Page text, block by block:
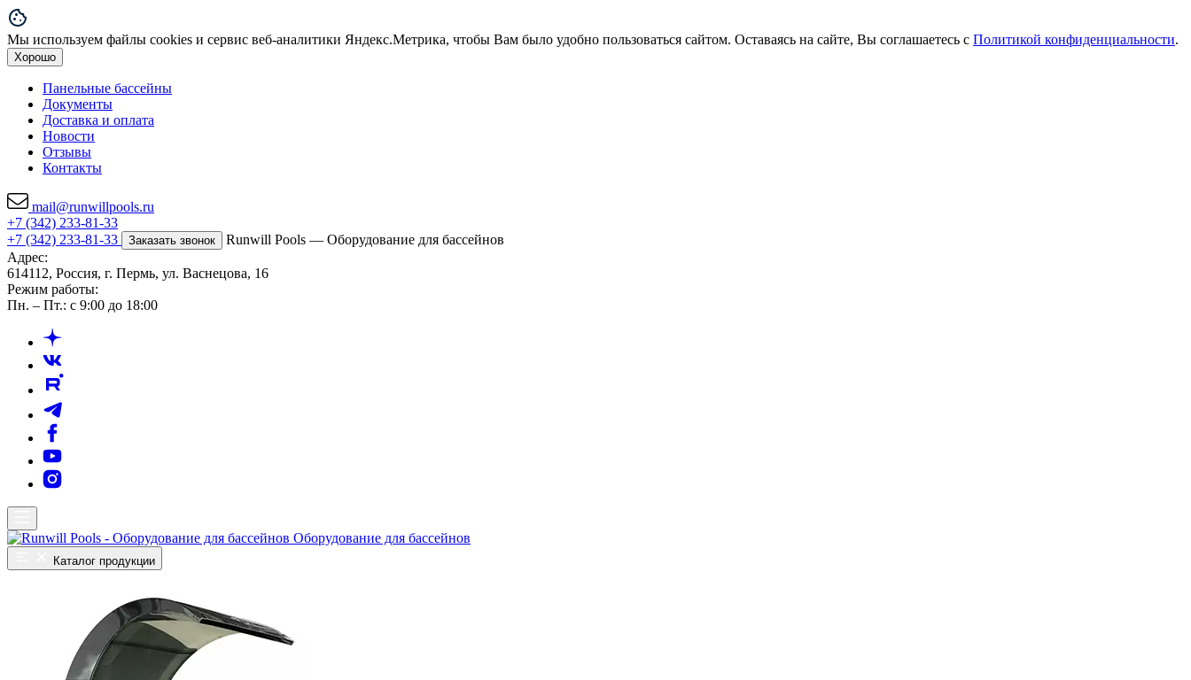
Мы используем файлы cookies и сервис веб-аналитики Яндекс.Метрика, чтобы Вам было удобно пользоваться сайтом. Оставаясь на сайте, Вы соглашаетесь с Политикой конфиденциальности.
Хорошо
Панельные бассейны
Документы
Доставка и оплата
Новости
Отзывы
Контакты
mail@runwillpools.ru
+7 (342) 233-81-33
+7 (342) 233-81-33
Заказать звонок
Runwill Pools — Оборудование для бассейнов
Адрес:
614112, Россия, г. Пермь, ул. Васнецова, 16
Режим работы:
Пн. – Пт.: с 9:00 до 18:00
Оборудование для бассейнов
Каталог продукции